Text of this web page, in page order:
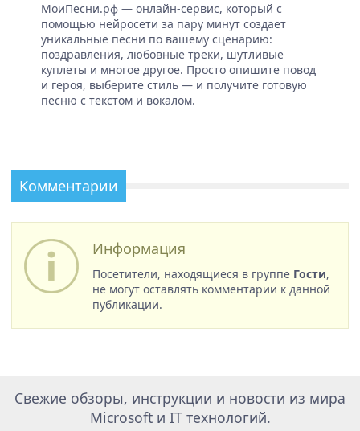
МоиПесни.рф — онлайн-сервис, который с
помощью нейросети за пару минут создает
уникальные песни по вашему сценарию:
поздравления, любовные треки, шутливые
куплеты и многое другое. Просто опишите повод
и героя, выберите стиль — и получите готовую
песню с текстом и вокалом.
Комментарии
Информация
Посетители, находящиеся в группе Гости,
не могут оставлять комментарии к данной
публикации.
Свежие обзоры, инструкции и новости из мира
Microsoft и IT технологий.